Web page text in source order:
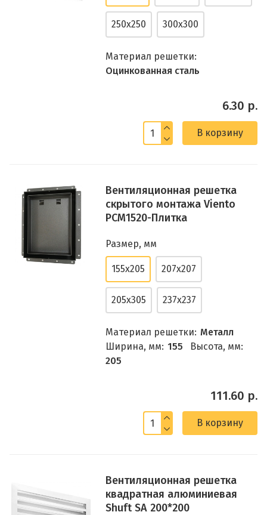
250x250 300x300
Материал решетки:
Оцинкованная сталь
6.30 р.
В корзину
Вентиляционная решетка
скрытого монтажа Viento
РСМ1520-Плитка
Размер, мм
155х205 207х207
205х305 237х237
Материал решетки: Металл
Ширина, мм: 155
Высота, мм:
205
111.60 р.
В корзину
Вентиляционная решетка
квадратная алюминиевая
Shuft SA 200*200